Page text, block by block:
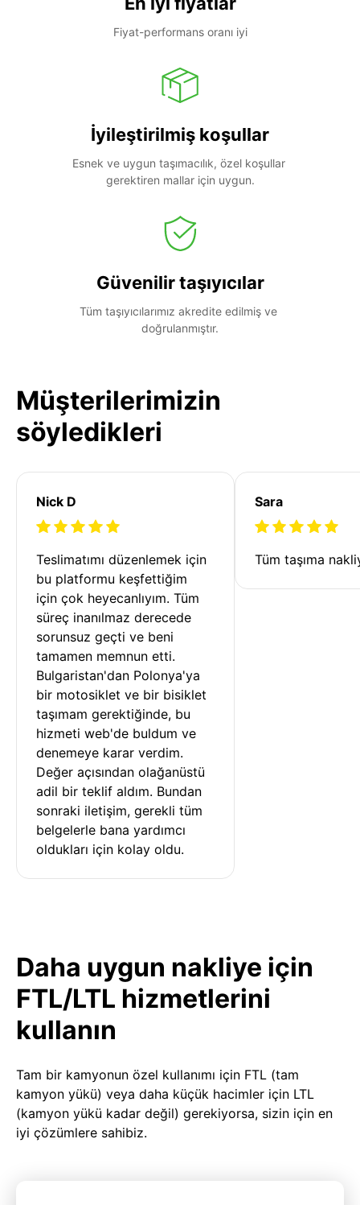
Fiyat-performans oranı iyi
İyileştirilmiş koşullar
Esnek ve uygun taşımacılık, özel koşullar
gerektiren mallar için uygun.
Güvenilir taşıyıcılar
Tüm taşıyıcılarımız akredite edilmiş ve
doğrulanmıştır.
Müşterilerimizin
söyledikleri
Nick D
Teslimatımı düzenlemek için
bu platformu keşfettiğim
için çok heyecanlıyım. Tüm
süreç inanılmaz derecede
sorunsuz geçti ve beni
tamamen memnun etti.
Bulgaristan'dan Polonya'ya
bir motosiklet ve bir bisiklet
taşımam gerektiğinde, bu
hizmeti web'de buldum ve
denemeye karar verdim.
Değer açısından olağanüstü
adil bir teklif aldım. Bundan
sonraki iletişim, gerekli tüm
belgelerle bana yardımcı
oldukları için kolay oldu.
Sara
Tüm taşıma
Daha uygun nakliye için
FTL/LTL hizmetlerini
kullanın
Tam bir kamyonun özel kullanımı için FTL (tam
kamyon yükü) veya daha küçük hacimler için LTL
(kamyon yükü kadar değil) gerekiyorsa, sizin için en
iyi çözümlere sahibiz.